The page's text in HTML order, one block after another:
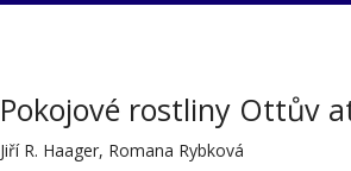
Pokojové rostliny Ottův
Jiří R. Haager, Romana Rybková